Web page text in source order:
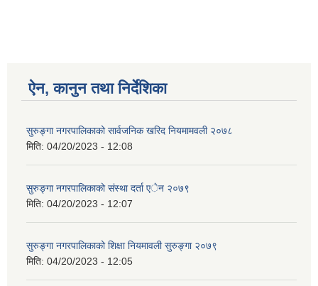
ऐन, कानुन तथा निर्देशिका
सुरुङ्गा नगरपालिकाको सार्वजनिक खरिद नियमामवली २०७८
मिति: 04/20/2023 - 12:08
सुरुङ्गा नगरपालिकाको संस्था दर्ता एेन २०७९
मिति: 04/20/2023 - 12:07
सुरुङ्गा नगरपालिकाको शिक्षा नियमावली सुरुङ्गा २०७९
मिति: 04/20/2023 - 12:05